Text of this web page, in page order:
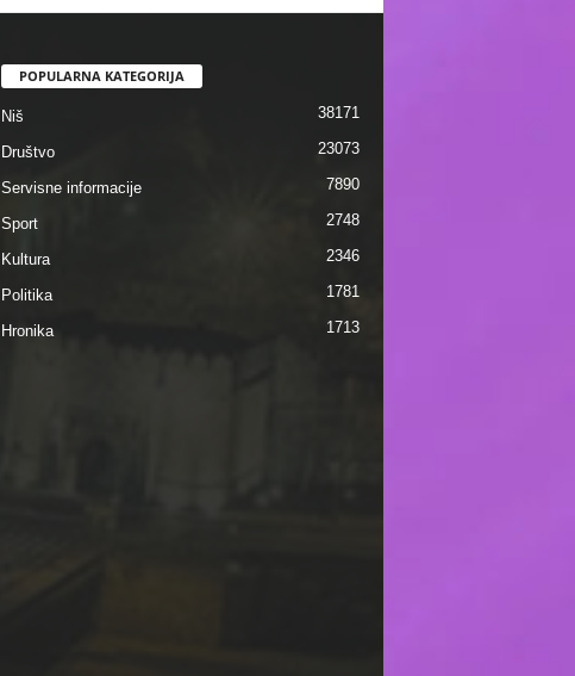
POPULARNA KATEGORIJA
Niš 38171
Društvo 23073
Servisne informacije 7890
Sport 2748
Kultura 2346
Politika 1781
Hronika 1713